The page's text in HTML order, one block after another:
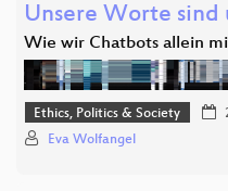
Unsere Worte sind
Wie wir Chatbots allein
Ethics, Politics & Society
Eva Wolfangel